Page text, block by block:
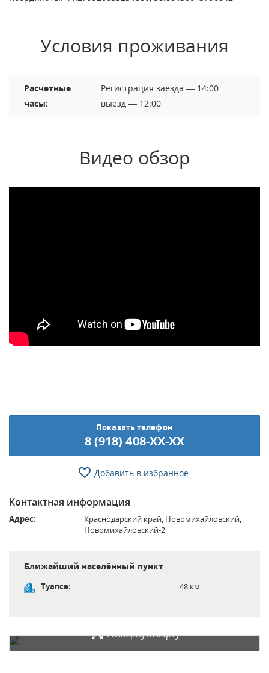
Условия проживания
Расчетные
часы:
Регистрация заезда — 14:00
выезд — 12:00
Видео обзор
Показать телефон
8 (918) 408-XX-XX
Добавить в избранное
Контактная информация
Адрес:
Краснодарский край, Новомихайловский,
Новомихайловский-2
Ближайший населённый пункт
Туапсе: 48 км
Развернуть карту